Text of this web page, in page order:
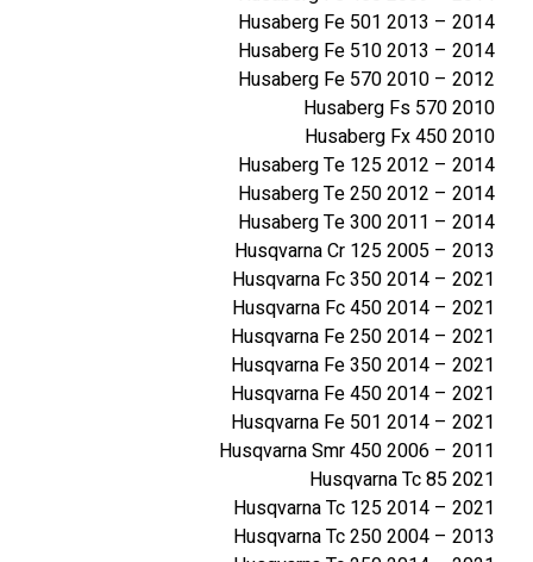
M
H
U
S
Q
S
H
E
R
C
O
G
A
S
G
A
S
Husaberg Fe 501 2013 – 2014
Husaberg Fe 510 2013 – 2014
Husaberg Fe 570 2010 – 2012
Husaberg Fs 570 2010
Husaberg Fx 450 2010
Husaberg Te 125 2012 – 2014
Husaberg Te 250 2012 – 2014
Husaberg Te 300 2011 – 2014
Husqvarna Cr 125 2005 – 2013
Husqvarna Fc 350 2014 – 2021
Husqvarna Fc 450 2014 – 2021
Husqvarna Fe 250 2014 – 2021
Husqvarna Fe 350 2014 – 2021
Husqvarna Fe 450 2014 – 2021
Husqvarna Fe 501 2014 – 2021
Husqvarna Smr 450 2006 – 2011
Husqvarna Tc 85 2021
Husqvarna Tc 125 2014 – 2021
Husqvarna Tc 250 2004 – 2013